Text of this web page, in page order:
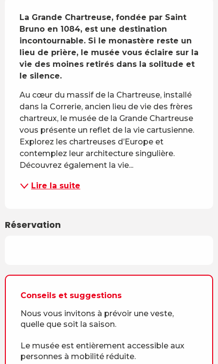
La Grande Chartreuse, fondée par Saint
Bruno en 1084, est une destination
incontournable. Si le monastère reste un
lieu de prière, le musée vous éclaire sur la
vie des moines retirés dans la solitude et
le silence.
Au cœur du massif de la Chartreuse, installé
dans la Correrie, ancien lieu de vie des frères
chartreux, le musée de la Grande Chartreuse
vous présente un reflet de la vie cartusienne.
Explorez les chartreuses d’Europe et
contemplez leur architecture singulière.
Découvrez également la vie...
Lire la suite
Réservation
Conseils et suggestions
Nous vous invitons à prévoir une veste,
quelle que soit la saison.
Le musée est entièrement accessible aux
personnes à mobilité réduite.